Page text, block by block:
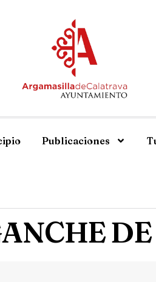
Publicaciones